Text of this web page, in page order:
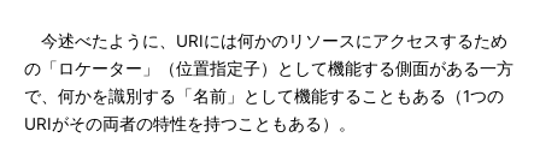
今述べたように、URIには何かのリソースにアクセスするため
の「ロケーター」（位置指定子）として機能する側面がある一方
で、何かを識別する「名前」として機能することもある（1つの
URIがその両者の特性を持つこともある）。